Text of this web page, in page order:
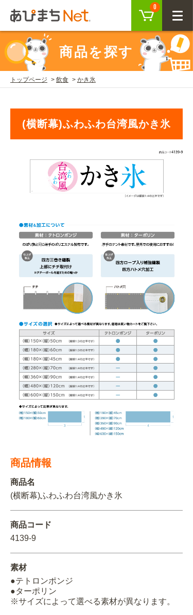
0
CLOSE
ログイン
会員登録
商品を探す
SEARCH
KEYWORD
注目キーワード
チュクミ 韓国グルメ 駐車場 鍋 夏
CATEGORY
飲食 住まい・暮らし
イベント・季節 不動産・建築
カルチャー・教養
車・バイク関連 その他
OTHER ITEMS
ORIGINAL ORDER
ご利用ガイド
USER GUIDE
ご利用ガイド トップ
取り扱い商品一覧
既製デザイン商品注文方法
オリジナルオーダー注文方法
料金一覧
お届け納期と配送方法
お支払方法
初めての方へ
BEGINNER'S GUIDE
初めての方へ トップ
商品について
お客様の声
よくある質問
オリジナルオーダー制作事例
商品を探す
トップページ 飲食 かき氷
(横断幕)ふわふわ台湾風かき氷
商品情報
商品名
(横断幕)ふわふわ台湾風かき氷
商品コード
4139-9
素材
●テトロンポンジ
●ターポリン
※サイズによって選べる素材が異なります。